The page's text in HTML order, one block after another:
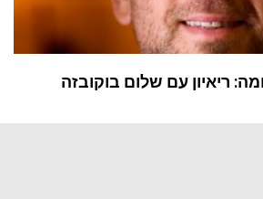
ריאיון עם שלום בוקובזה